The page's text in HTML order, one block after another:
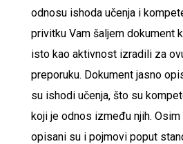
odnosu ishoda učenjai
privitku Vam šaljem dokument
isto kao aktivnost izradili za
preporuku. Dokument jasno
su ishodi učenja, što su
koji je odnos izmeđunjih. Osim
opisani su i pojmovi poput